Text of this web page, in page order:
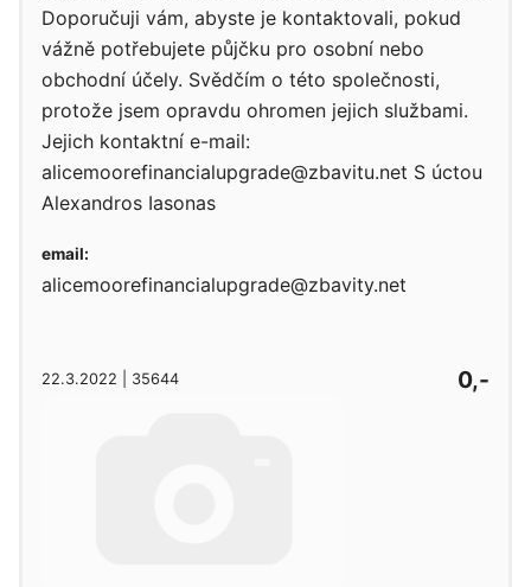
Doporučuji vám, abyste je kontaktovali, pokud
vážně potřebujete půjčku pro osobní nebo
obchodní účely. Svědčím o této společnosti,
protože jsem opravdu ohromen jejich službami.
Jejich kontaktní e-mail:
alicemoorefinancialupgrade@zbavitu.net S úctou
Alexandros Iasonas
22.3.2022 | 35644 0,-
email:
alicemoorefinancialupgrade@zbavity.net